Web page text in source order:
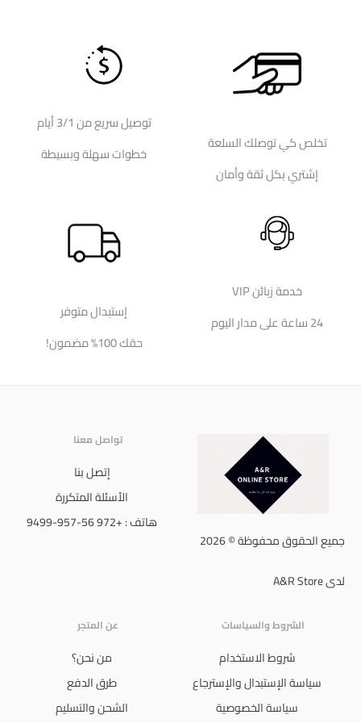
تخلص كي توصلك السلعة
إشتري بكل ثقة وأمان
توصيل سريع من 3/1 أيام
خطوات سهلة وبسيطة
خدمة زبائن VIP
24 ساعة على مدار اليوم
إستبدال متوفر
حقك 100% مضمون!
جميع الحقوق محفوظة © 2026
لدى A&R Store
تواصل معنا
إتصل بنا
الأسئلة المتكررة
هاتف : +972 56-957-9499
الشروط والسياسات
شروط الاستخدام
سياسة الإستبدال والإسترجاع
سياسة الخصوصية
عن المتجر
من نحن؟
طرق الدفع
الشحن والتسليم